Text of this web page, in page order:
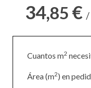
34,85 € /
Cuantos m2
Área (m2) en